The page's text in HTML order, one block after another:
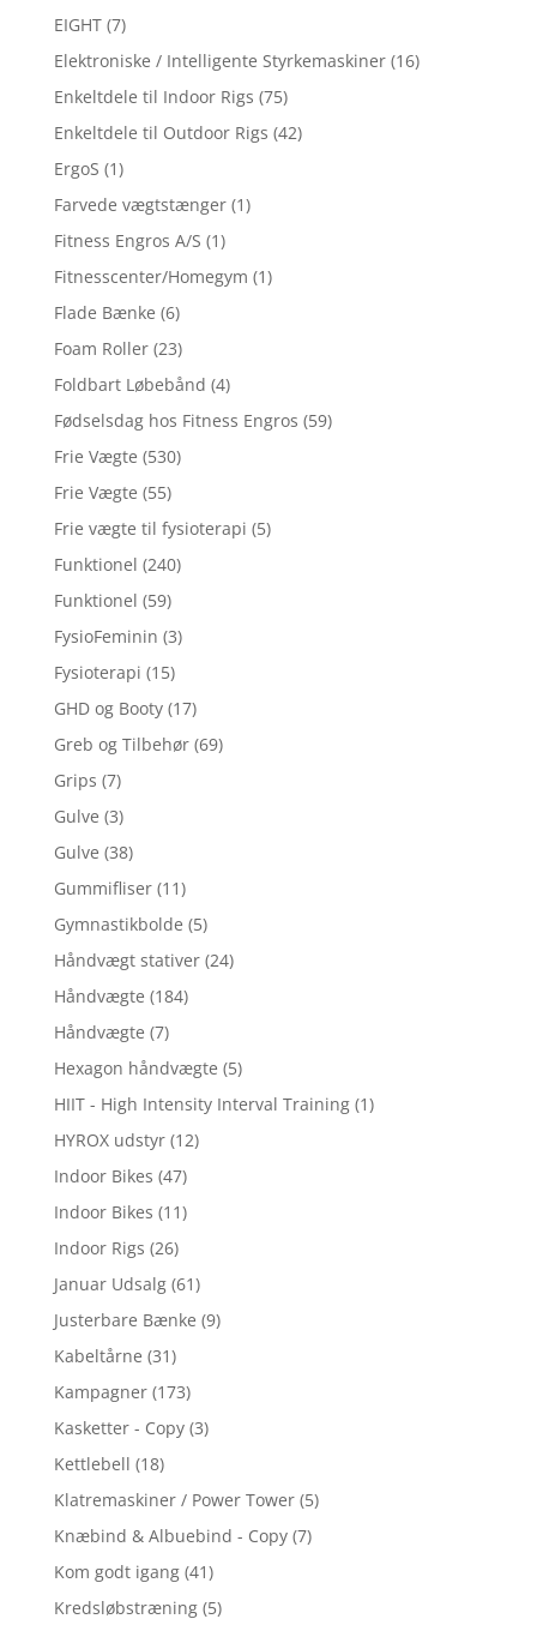
EIGHT (7)
Elektroniske / Intelligente Styrkemaskiner (16)
Enkeltdele til Indoor Rigs (75)
Enkeltdele til Outdoor Rigs (42)
ErgoS (1)
Farvede vægtstænger (1)
Fitness Engros A/S (1)
Fitnesscenter/Homegym (1)
Flade Bænke (6)
Foam Roller (23)
Foldbart Løbebånd (4)
Fødselsdag hos Fitness Engros (59)
Frie Vægte (530)
Frie Vægte (55)
Frie vægte til fysioterapi (5)
Funktionel (240)
Funktionel (59)
FysioFeminin (3)
Fysioterapi (15)
GHD og Booty (17)
Greb og Tilbehør (69)
Grips (7)
Gulve (3)
Gulve (38)
Gummifliser (11)
Gymnastikbolde (5)
Håndvægt stativer (24)
Håndvægte (184)
Håndvægte (7)
Hexagon håndvægte (5)
HIIT - High Intensity Interval Training (1)
HYROX udstyr (12)
Indoor Bikes (47)
Indoor Bikes (11)
Indoor Rigs (26)
Januar Udsalg (61)
Justerbare Bænke (9)
Kabeltårne (31)
Kampagner (173)
Kasketter - Copy (3)
Kettlebell (18)
Klatremaskiner / Power Tower (5)
Knæbind & Albuebind - Copy (7)
Kom godt igang (41)
Kredsløbstræning (5)